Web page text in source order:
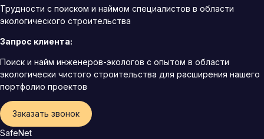
Трудности с поиском и наймом специалистов в области
экологического строительства
Запрос клиента:
Поиск и найм инженеров-экологов с опытом в области
экологически чистого строительства для расширения нашего
портфолио проектов
Заказать звонок
SafeNet